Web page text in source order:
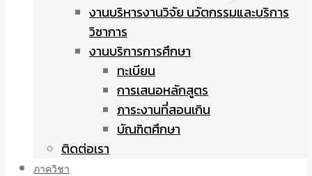
งานบริหารงานวิจัย นวัตกรรมและบริการ
วิชาการ
งานบริการการศึกษา
ทะเบียน
การเสนอหลักสูตร
ภาระงานที่สอนเกิน
บัณฑิตศึกษา
ติดต่อเรา
ภาควิชา